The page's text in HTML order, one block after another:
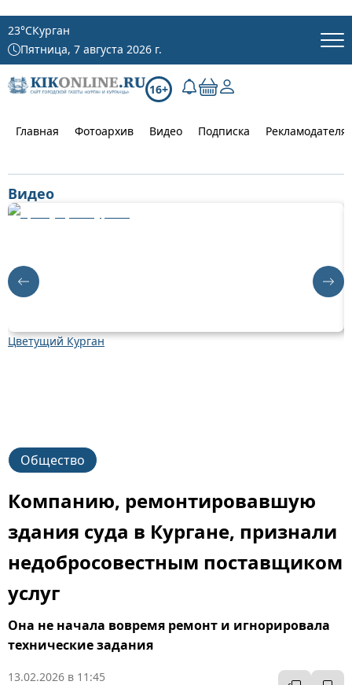
23°CКурган
Пятница, 7 августа 2026 г.
16+
Главная Фотоархив Видео Подписка
Видео
Цветущий Курган
Общество
Компанию, ремонтировавшую
здания суда в Кургане, признали
недобросовестным поставщиком
услуг
Она не начала вовремя ремонт и игнорировала
технические задания
13.02.2026 в 11:45